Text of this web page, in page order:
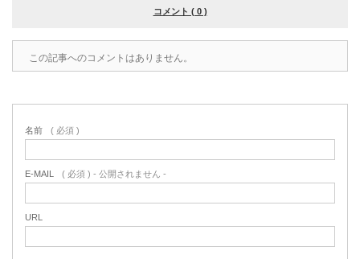
コメント ( 0 )
この記事へのコメントはありません。
名前 ( 必須 )
E-MAIL ( 必須 ) - 公開されません -
URL